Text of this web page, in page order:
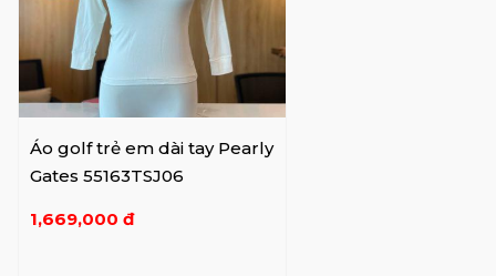
Áo golf trẻ em dài tay Pearly
Gates 55163TSJ06
1,669,000 đ